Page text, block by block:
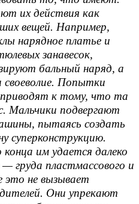
их действия как
вещей. Например,
нарядное платье и
занавесок,
бальный наряд, а
своеволие. Попытки
приводят к тому, что та
Мальчики подвергают
пытаясь создать
суперконструкцию.
им удается далеко
груда пластмассового и
это не вызывает
Они упрекают